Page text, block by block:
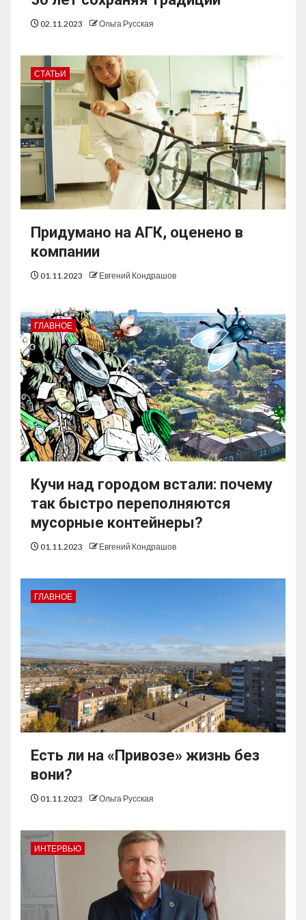
02.11.2023 Ольга Русская
СТАТЬИ
Придумано на АГК, оценено в
компании
01.11.2023 Евгений Кондрашов
ГЛАВНОЕ
Кучи над городом встали: почему
так быстро переполняются
мусорные контейнеры?
01.11.2023 Евгений Кондрашов
ГЛАВНОЕ
Есть ли на «Привозе» жизнь без
вони?
01.11.2023 Ольга Русская
ИНТЕРВЬЮ